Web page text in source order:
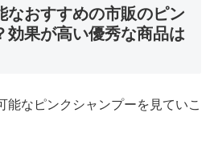
なおすすめの市販のピン
効果が高い優秀な商品は
能なピンクシャンプーを見ていこ